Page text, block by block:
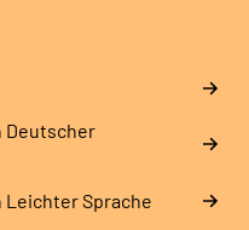
Deutscher
Sprache